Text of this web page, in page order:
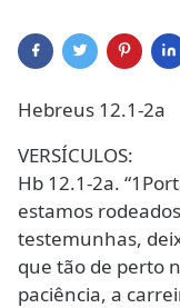
Hebreus 12.1-2a
VERSÍCULOS:
Hb 12.1-2a.
estamos
testemunhas,
que tão de perto
paciência, a